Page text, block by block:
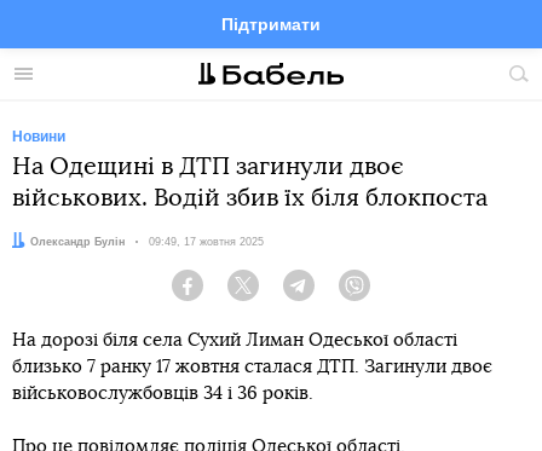
Меню
Підтримати
FacebookTelegramTwitter
Новини
На Одещині в ДТП загинули двоє
військових. Водій збив їх біля блокпоста
Автор:
Олександр Булін Дата:
09:49, 17 жовтня 2025
Facebook Twitter Telegram
На дорозі біля села Сухий Лиман Одеської області
близько 7 ранку 17 жовтня сталася ДТП. Загинули двоє
військовослужбовців 34 і 36 років.
Про це повідомляє поліція Одеської області.